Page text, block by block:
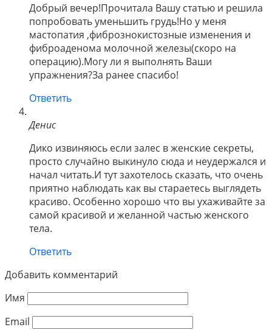
Добрый вечер!Прочитала Вашу статью и решила
попробовать уменьшить грудь!Но у меня
мастопатия ,фибрознокистозные изменения и
фиброаденома молочной железы(скоро на
операцию).Могу ли я выполнять Ваши
упражнения?За ранее спасибо!
Ответить
Денис
Дико извиняюсь если залес в женские секреты,
просто случайно выкинуло сюда и неудержался и
начал читать.И тут захотелось сказать, что очень
приятно наблюдать как вы стараетесь выглядеть
красиво. Особенно хорошо что вы ухаживайте за
самой красивой и желанной частью женского
тела.
Ответить
Добавить комментарий
Имя
Email